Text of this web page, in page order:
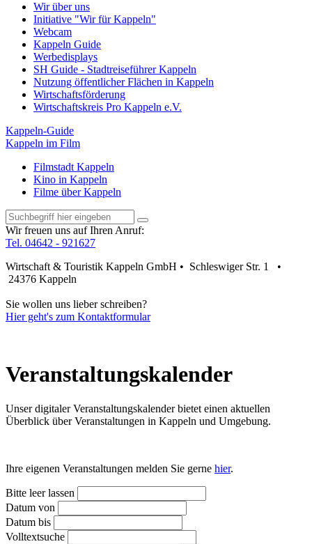
Wir über uns
Initiative "Wir für Kappeln"
Webcam
Kappeln Guide
Werbedisplays
SH Guide - Stadtreiseführer Kappeln
Nutzung öffentlicher Flächen in Kappeln
Wirtschaftsförderung
Wirtschaftskreis Pro Kappeln e.V.
Kappeln-Guide
Kappeln im Film
Filmstadt Kappeln
Kino in Kappeln
Filme über Kappeln
Wir freuen uns auf Ihren Anruf:
Tel. 04642 - 921627
Wirtschaft & Touristik Kappeln GmbH • Schleswiger Str. 1 •
24376 Kappeln
Sie wollen uns lieber schreiben?
Hier geht's zum Kontaktformular
Veranstaltungs­kalender
Unser digitaler Veranstaltungskalender bietet einen aktuellen
Überblick über Veranstaltungen in Kappeln und Umgebung.
Ihre eigenen Veranstaltungen melden Sie gerne hier.
Bitte leer lassen
Datum von
Datum bis
Volltextsuche